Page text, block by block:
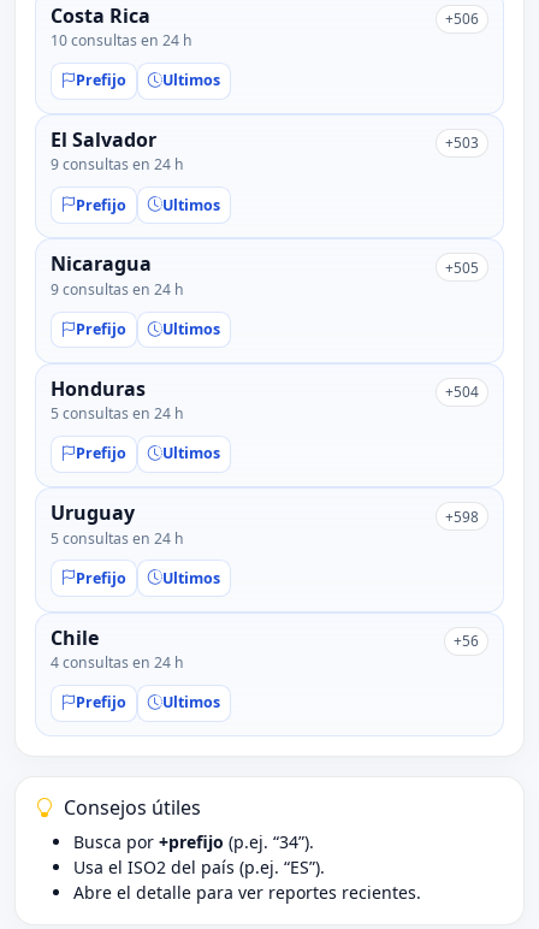
Costa Rica
10 consultas en 24 h
+506
Prefijo Ultimos
El Salvador
9 consultas en 24 h
+503
Prefijo Ultimos
Nicaragua
9 consultas en 24 h
+505
Prefijo Ultimos
Honduras
5 consultas en 24 h
+504
Prefijo Ultimos
Uruguay
5 consultas en 24 h
+598
Prefijo Ultimos
Chile
4 consultas en 24 h
+56
Prefijo Ultimos
Consejos útiles
Busca por +prefijo (p.ej. “34”).
Usa el ISO2 del país (p.ej. “ES”).
Abre el detalle para ver reportes recientes.